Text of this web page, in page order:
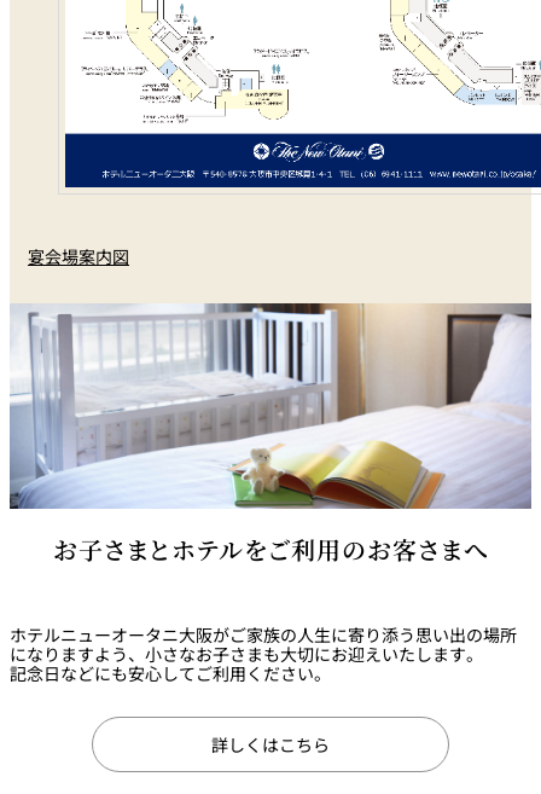
宴会場案内図
お子さまとホテルをご利用のお客さまへ
ホテルニューオータニ大阪がご家族の人生に寄り添う思い出の場所
になりますよう、小さなお子さまも大切にお迎えいたします。
記念日などにも安心してご利用ください。
詳しくはこちら